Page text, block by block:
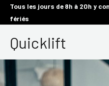
AllerTous les jours de 8h à 20h y
fériés
Quicklift